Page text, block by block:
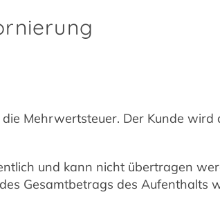
Mehrwertsteuer. Der Kunde
und kann nicht übertragen
Gesamtbetrags des Aufenthalts